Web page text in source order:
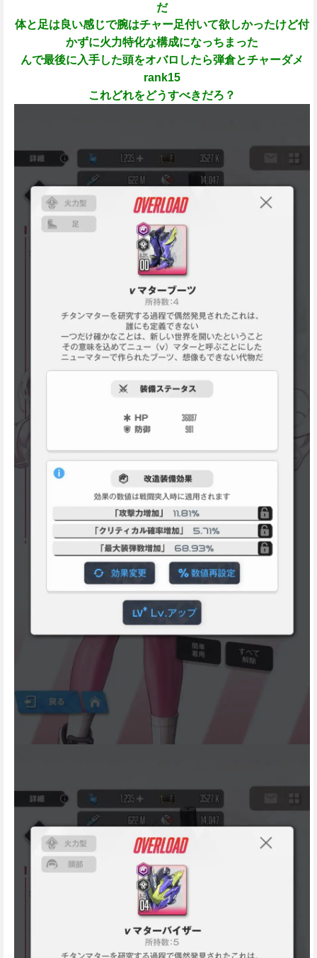
だ
体と足は良い感じで腕はチャー足付いて欲しかったけど付
かずに火力特化な構成になっちまった
んで最後に入手した頭をオバロしたら弾倉とチャーダメ
rank15
これどれをどうすべきだろ？